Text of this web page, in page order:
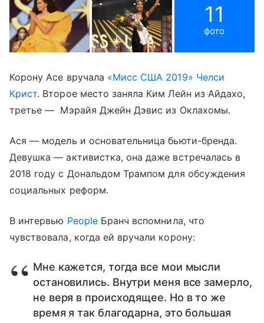
11
фото
Корону Асе вручала «Мисс США 2019» Челси
Крист. Второе место заняла Ким Лейн из Айдахо,
третье — Мэрайя Джейн Дэвис из Оклахомы.
Ася — модель и основательница бьюти-бренда.
Девушка — активистка, она даже встречалась в
2018 году с Дональдом Трампом для обсуждения
социальных реформ.
В интервью PeopleБранч вспомнила, что
чувствовала, когда ей вручали корону:
Мне кажется, тогда все мои мысли
остановились. Внутри меня все замерло,
не веря в происходящее. Но в то же
время я так благодарна, это большая